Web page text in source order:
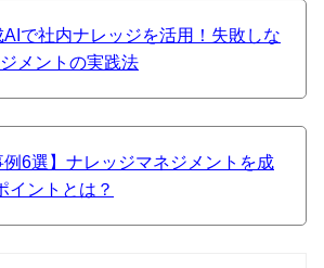
AIで社内ナレッジを活用！失敗しな
メントの実践法
例6選】ナレッジマネジメントを成
イントとは？